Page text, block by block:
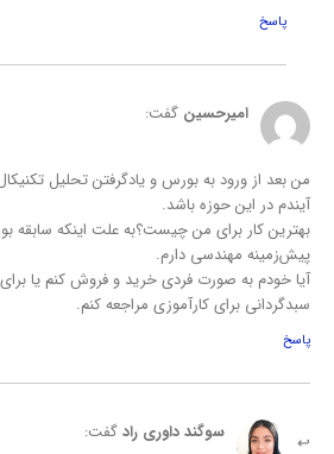
پاسخ
امیرحسین گفت:
من بعد از ورود به بورس و یادگرفتن تحلیل
آیندم در این حوزه باشد.
بهترین کار برای من چیست؟به علت اینکه سابقه
پیش‌زمینه مهندسی دارم.
آیا خودم به صورت فردی خرید و فروش کنم یا
سبدگردانی برای کارآموزی مراجعه کنم.
پاسخ
سوگند داوری رادگفت: